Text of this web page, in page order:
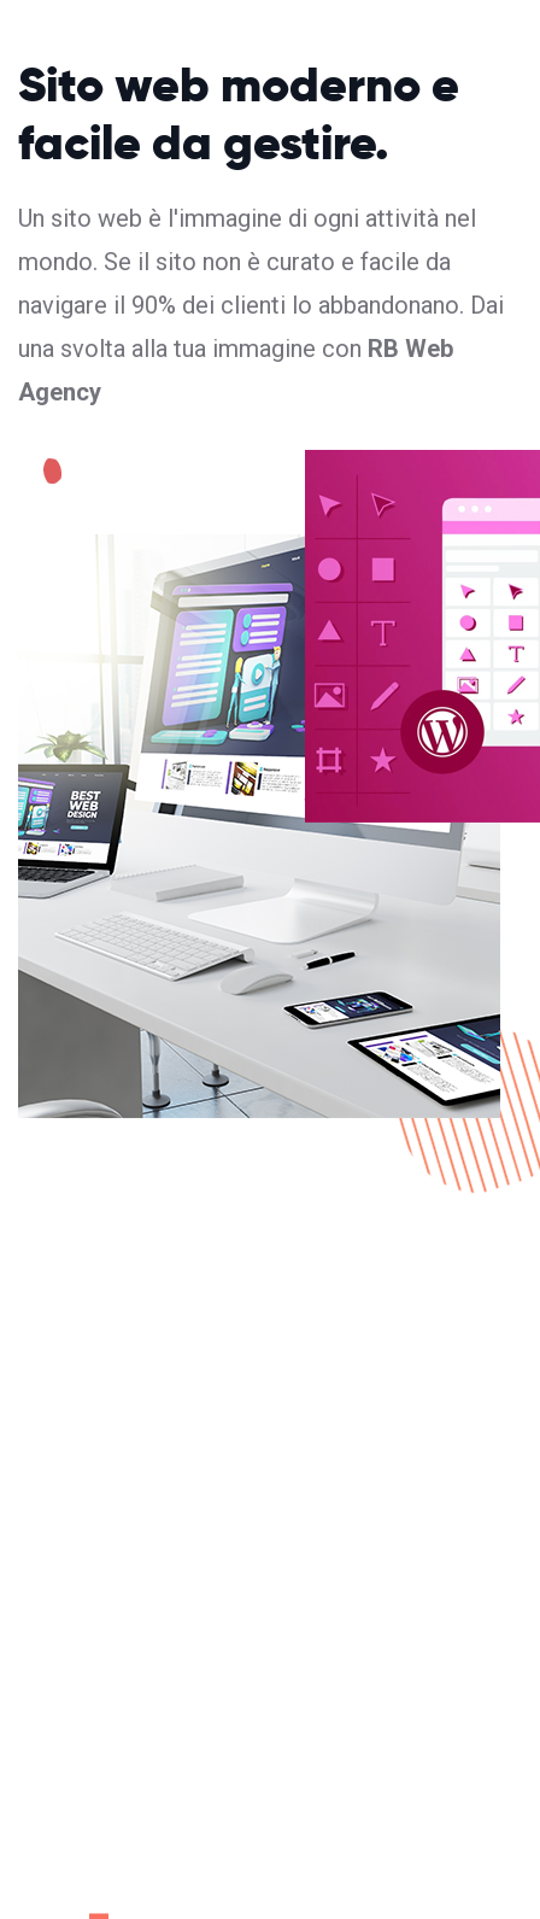
Sito web modernoe
facile da gestire.
Un sito web è l'immagine di ogni attività nel
mondo. Se il sito non è curato e facile da
navigare il 90% dei clienti lo abbandonano. Dai
una svolta alla tua immagine con RB Web
Agency